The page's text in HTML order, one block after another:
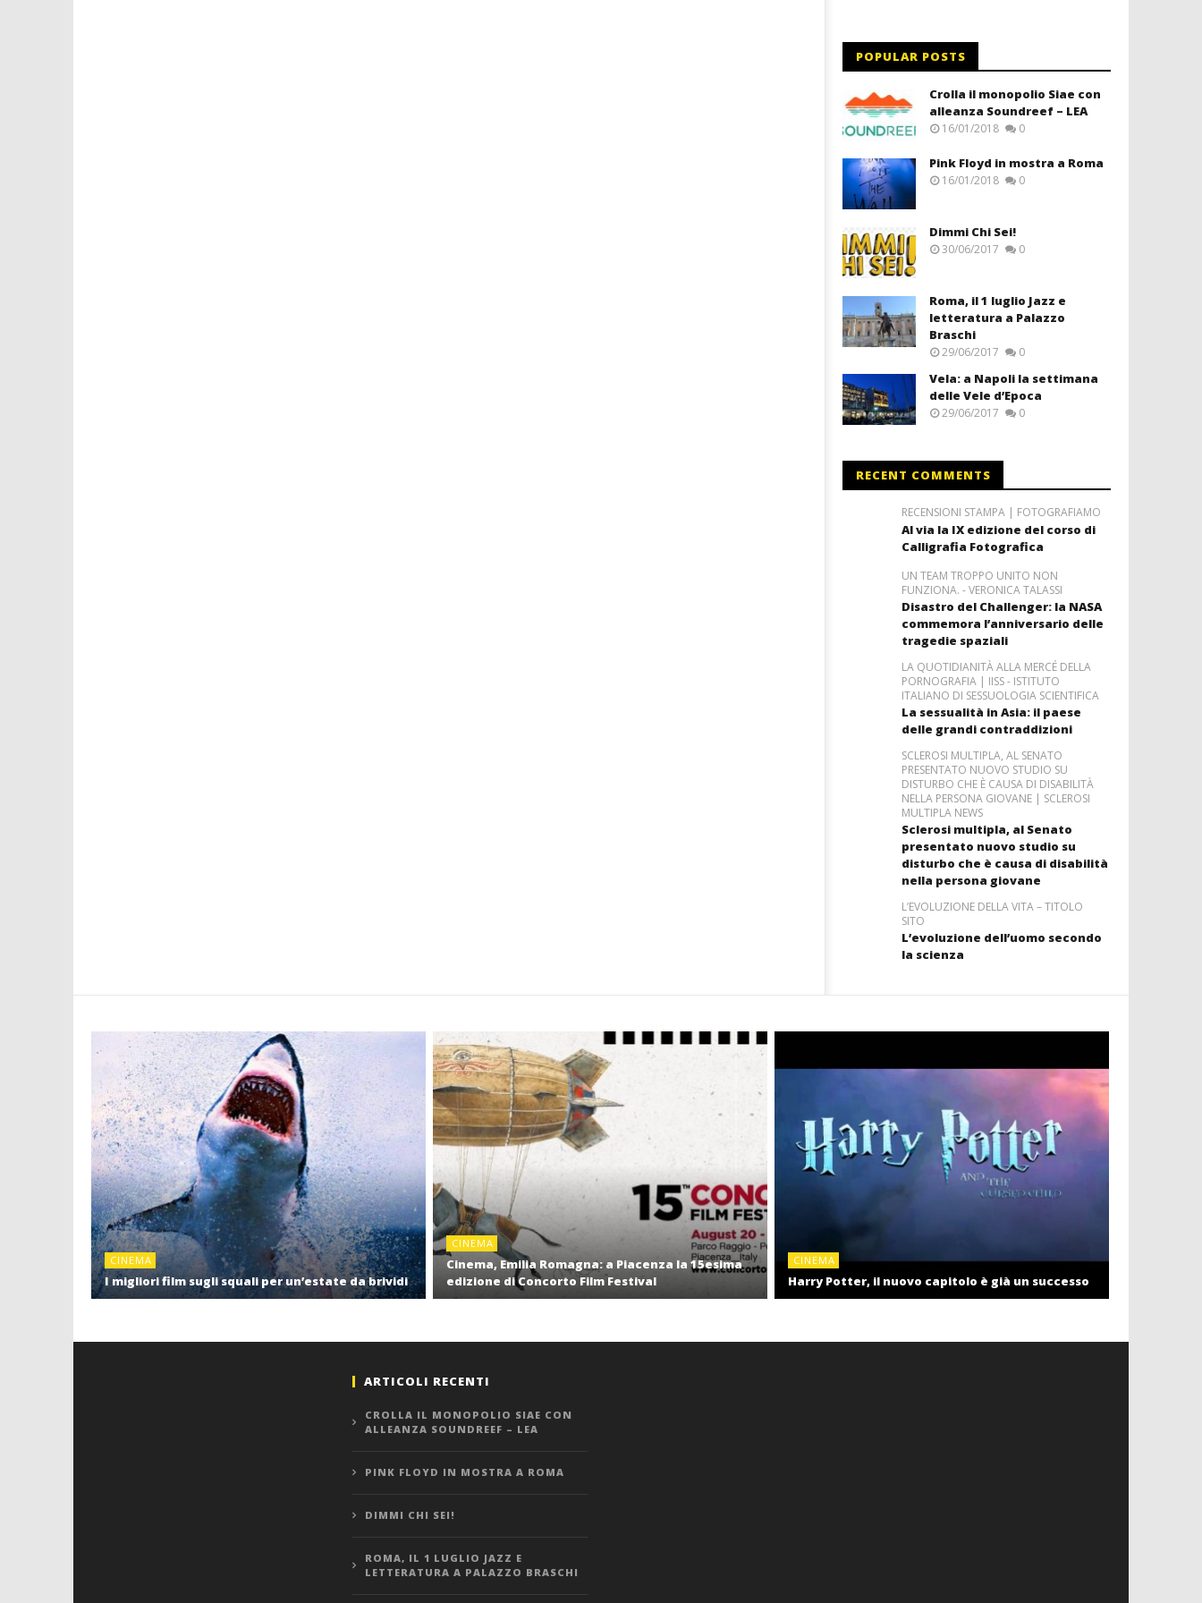
POPULAR POSTS
Crolla il monopolio Siae con
alleanza Soundreef – LEA
16/01/2018 0
Pink Floyd in mostra a Roma
16/01/2018 0
Dimmi Chi Sei!
30/06/2017 0
Roma, il 1 luglio Jazz e
letteratura a Palazzo
Braschi
29/06/2017 0
Vela: a Napoli la settimana
delle Vele d’Epoca
29/06/2017 0
RECENT COMMENTS
RECENSIONI STAMPA | FOTOGRAFIAMO
Al via la IX edizione del corso di
Calligrafia Fotografica
UN TEAM TROPPO UNITO NON
FUNZIONA. - VERONICA TALASSI
Disastro del Challenger: la NASA
commemora l’anniversario delle
tragedie spaziali
LA QUOTIDIANITÀ ALLA MERCÉ DELLA
PORNOGRAFIA | IISS - ISTITUTO
ITALIANO DI SESSUOLOGIA SCIENTIFICA
La sessualità in Asia: il paese
delle grandi contraddizioni
SCLEROSI MULTIPLA, AL SENATO
PRESENTATO NUOVO STUDIO SU
DISTURBO CHE È CAUSA DI DISABILITÀ
NELLA PERSONA GIOVANE | SCLEROSI
MULTIPLA NEWS
Sclerosi multipla, al Senato
presentato nuovo studio su
disturbo che è causa di disabilità
nella persona giovane
L’EVOLUZIONE DELLA VITA – TITOLO
SITO
L’evoluzione dell’uomo secondo
la scienza
CINEMA
I migliori film sugli squali per un’estate da brividi
CINEMA
Cinema, Emilia Romagna: a Piacenza la 15esima
edizione di Concorto Film Festival
CINEMA
Harry Potter, il nuovo capitolo è già un successo
ARTICOLI RECENTI
CROLLA IL MONOPOLIO SIAE CON
ALLEANZA SOUNDREEF – LEA
PINK FLOYD IN MOSTRA A ROMA
DIMMI CHI SEI!
ROMA, IL 1 LUGLIO JAZZ E
LETTERATURA A PALAZZO BRASCHI